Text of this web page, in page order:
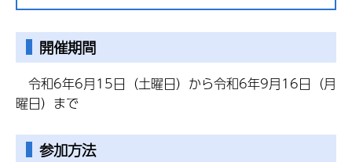
開催期間
令和6年6月15日（土曜日）から令和6年9月16日（月
曜日）まで
参加方法